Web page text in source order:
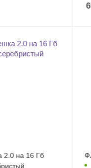
2.0 на 16 Гб